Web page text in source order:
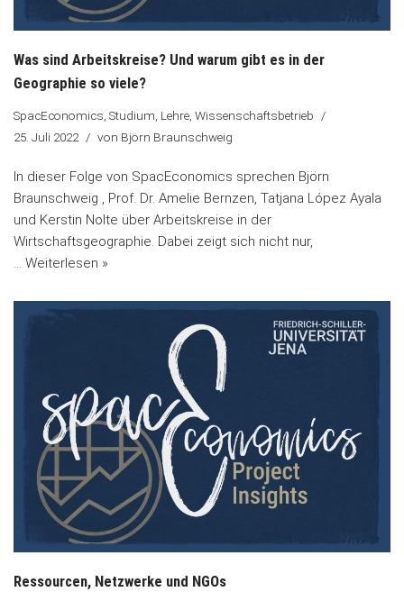
Was sind Arbeitskreise? Und warum gibt es in der
Geographie so viele?
SpacEconomics, Studium, Lehre, Wissenschaftsbetrieb
25. Juli 2022
von Björn Braunschweig
In dieser Folge von SpacEconomics sprechen Björn
Braunschweig , Prof. Dr. Amelie Bernzen, Tatjana López Ayala
und Kerstin Nolte über Arbeitskreise in der
Wirtschaftsgeographie. Dabei zeigt sich nicht nur,
… Weiterlesen »
Ressourcen, Netzwerke und NGOs